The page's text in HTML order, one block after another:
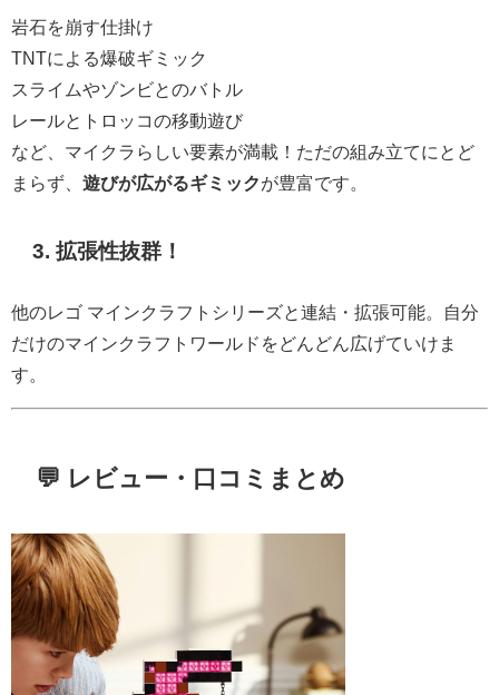
岩石を崩す仕掛け
TNTによる爆破ギミック
スライムやゾンビとのバトル
レールとトロッコの移動遊び
など、マイクラらしい要素が満載！ただの組み立てにとど
まらず、 遊びが広がるギミックが豊富です。
3.拡張性抜群！
他のレゴ マインクラフトシリーズと連結・拡張可能。自分
だけのマインクラフトワールドをどんどん広げていけま
す。
💬 レビュー・口コミまとめ